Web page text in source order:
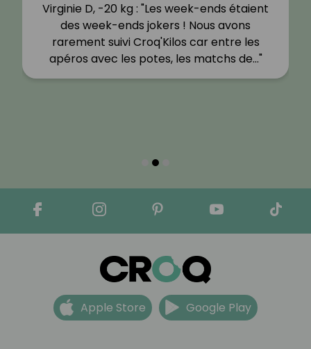
Virginie D, -20 kg : "Les week-ends étaient
des week-ends jokers ! Nous avons
rarement suivi Croq'Kilos car entre les
apéros avec les potes, les matchs de…"
Apple Store Google Play